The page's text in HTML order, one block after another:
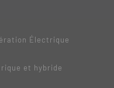
Électrique
et hybride